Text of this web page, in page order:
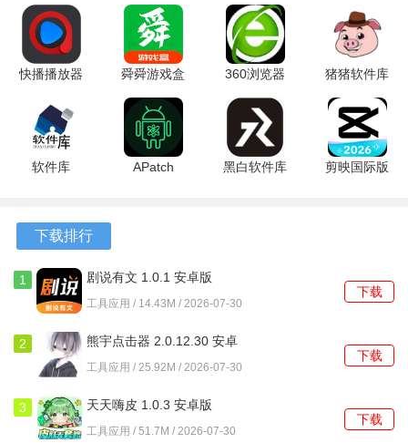
分、秒，适应不同精度的时间规划场景。
2、桌面组件支持高度自定义，可以更换背景图、调整透明度
与文字颜色，甚至能隐藏文字作为纯图片装饰。
3、日期支持按纪念日、工作、生活等类别进行管理，用户也
能创建新的分类，方便对不同性质的日程进行归集。
1、允许将特别重要的日程固定在列表最上方，确保每次打开
都能第一时间看到。
2、列表中的日程可以根据距离当前时间的远近自动排序，让
即将到来的事项优先显示。
3、为每一条日程记录都提供了备注区域，可以添加详细的文
字说明或当时的心情记录。
4、具备数据备份与恢复机制，更换设备或重装后，原有的日
程数据可以完整迁移。
快播播放器
版
舜舜游戏盒
9.5.6 安卓
版
360浏览器
tv版
v10.1.7.240
安卓版
猪猪软件库
3.4版本 3.4
官方版
软件库
APatch
黑白软件库
剪映国际版
下载排行
1 剧说有文 1.0.1 安卓版
工具应用 / 14.43M / 2026-07-30
下载
2
熊宇点击器 2.0.12.30 安卓
版
工具应用 / 25.92M / 2026-07-30
下载
3 天天嗨皮 1.0.3 安卓版
工具应用 / 51.7M / 2026-07-30
下载